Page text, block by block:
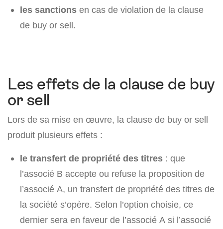
les sanctions en cas de violation de la clause
de buy or sell.
Les effets de la clause de buy
or sell
Lors de sa mise en œuvre, la clause de buy or sell
produit plusieurs effets :
le transfert de propriété des titres : que
l’associé B accepte ou refuse la proposition de
l’associé A, un transfert de propriété des titres de
la société s’opère. Selon l’option choisie, ce
dernier sera en faveur de l’associé A si l’associé